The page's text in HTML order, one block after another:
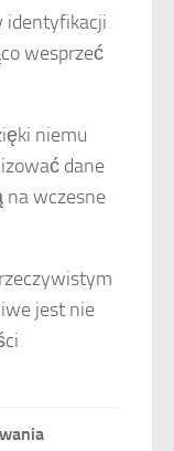
identyfikacji
wesprzeć
niemu
dane
na wczesne
jest nie